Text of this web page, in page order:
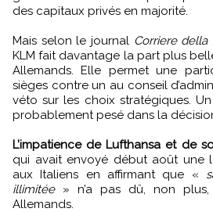
des capitaux privés en majorité.
Mais selon le journal Corriere della
KLM fait davantage la part plus
Allemands. Elle permet une
sièges contre un au conseil
véto sur les choix stratégiques.
probablement pesé dans la
L’impatience de Lufthansa et de
qui avait envoyé début août une
aux Italiens en affirmant que «
illimitée» n’a pas dû, non
Allemands.